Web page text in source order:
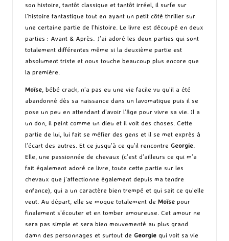
son histoire, tantôt classique et tantôt irréel, il surfe sur
l’histoire fantastique tout en ayant un petit côté thriller sur
une certaine partie de l’histoire. Le livre est découpé en deux
parties : Avant & Après. J’ai adoré les deux parties qui sont
totalement différentes même si la deuxième partie est
absolument triste et nous touche beaucoup plus encore que
la première.
Moïse , bébé crack, n’a pas eu une vie facile vu qu’il a été
abandonné dès sa naissance dans un lavomatique puis il se
pose un peu en attendant d’avoir l’âge pour vivre sa vie. Il a
un don, il peint comme un dieu et il voit des choses. Cette
partie de lui, lui fait se méfier des gens et il se met exprès à
l’écart des autres. Et ce jusqu’à ce qu’il rencontre Georgie
Elle, une passionnée de chevaux (c’est d’ailleurs ce qui m’a
fait également adoré ce livre, toute cette partie sur les
chevaux que j’affectionne également depuis ma tendre
enfance), qui a un caractère bien trempé et qui sait ce qu’elle
veut. Au départ, elle se moque totalement de Moïse pour
finalement s’écouter et en tomber amoureuse. Cet amour ne
sera pas simple et sera bien mouvementé au plus grand
damn des personnages et surtout de Georgie qui voit sa vie